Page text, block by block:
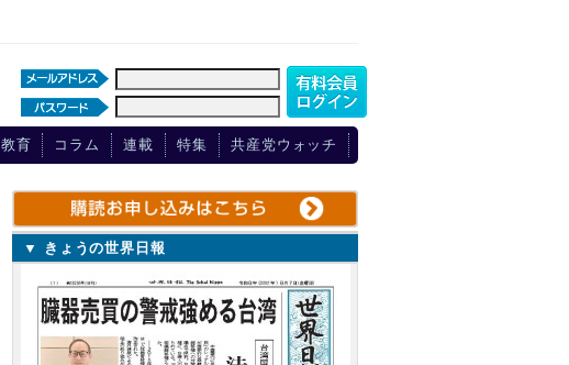
教育 コラム 連載 特集 共産党ウォッチ
▼ きょうの世界日報